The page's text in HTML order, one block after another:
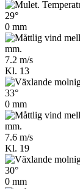
29°
0 mm
7.2 m/s
Kl. 13
33°
0 mm
7.6 m/s
Kl. 19
30°
0 mm